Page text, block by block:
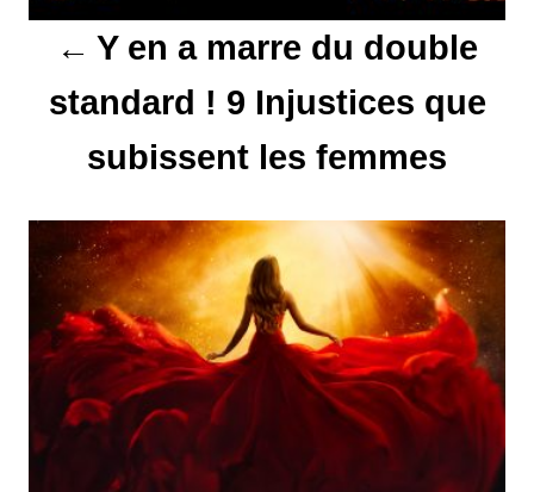
’
r
Y en a marre du double
standard ! 9 Injustices que
subissent les femmes